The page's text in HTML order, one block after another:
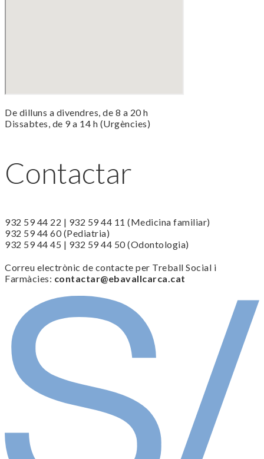
De dilluns a divendres, de 8 a 20 h
Dissabtes, de 9 a 14 h (Urgències)
Contactar
932 59 44 22 | 932 59 44 11 (Medicina familiar)
932 59 44 60 (Pediatria)
932 59 44 45 | 932 59 44 50 (Odontologia)
Correu electrònic de contacte per Treball Social i
Farmàcies: contactar@ebavallcarca.cat